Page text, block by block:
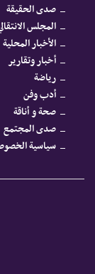
صدى الحقيقة
المجلس
الأخبار المحلية
أخبار وتقارير
رياضة
أدب وفن
صحة و أناقة
صدى المجتمع
سياسية